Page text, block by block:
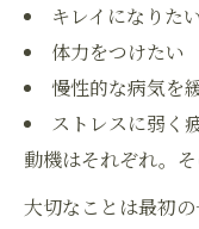
キレイになりた
体力をつけたい
慢性的な病気を
ストレスに弱く
動機はそれぞれ。
大切なことは最初の